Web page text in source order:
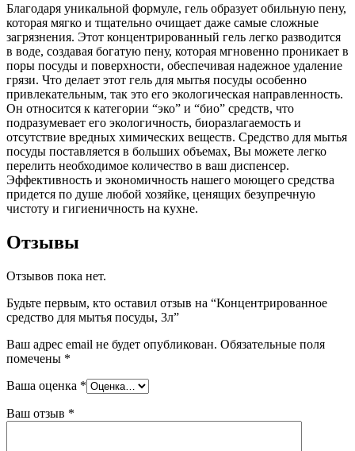
Благодаря уникальной формуле, гель образует обильную пену,
которая мягко и тщательно очищает даже самые сложные
загрязнения. Этот концентрированный гель легко разводится
в воде, создавая богатую пену, которая мгновенно проникает в
поры посуды и поверхности, обеспечивая надежное удаление
грязи. Что делает этот гель для мытья посуды особенно
привлекательным, так это его экологическая направленность.
Он относится к категории “эко” и “био” средств, что
подразумевает его экологичность, биоразлагаемость и
отсутствие вредных химических веществ. Средство для мытья
посуды поставляется в больших объемах, Вы можете легко
перелить необходимое количество в ваш диспенсер.
Эффективность и экономичность нашего моющего средства
придется по душе любой хозяйке, ценящих безупречную
чистоту и гигиеничность на кухне.
Отзывы
Отзывов пока нет.
Будьте первым, кто оставил отзыв на “Концентрированное
средство для мытья посуды, 3л”
Ваш адрес email не будет опубликован. Обязательные поля
помечены *
Ваша оценка *
Ваш отзыв *